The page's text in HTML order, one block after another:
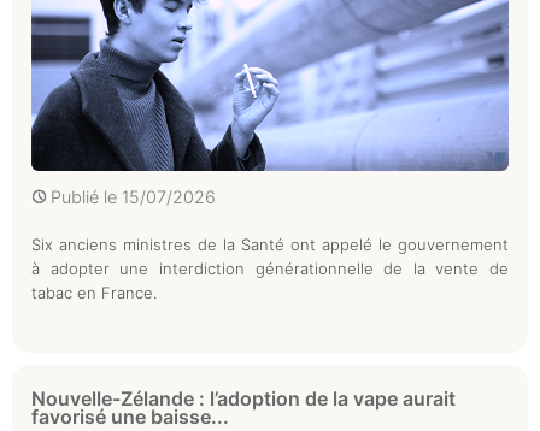
Publié le 15/07/2026
Six anciens ministres de la Santé ont appelé le gouvernement
à adopter une interdiction générationnelle de la vente de
tabac en France.
Nouvelle-Zélande : l’adoption de la vape aurait
favorisé une baisse...